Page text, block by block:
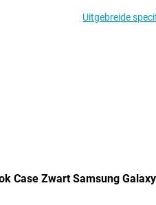
Uitgebreide
Case Zwart Samsung